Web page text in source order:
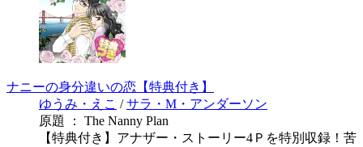
ナニーの身分違いの恋【特典付き】
ゆうみ・えこ /サラ・M・アンダーソン
原題 ： The Nanny Plan
【特典付き】アナザー・ストーリー4Ｐを特別収録！苦